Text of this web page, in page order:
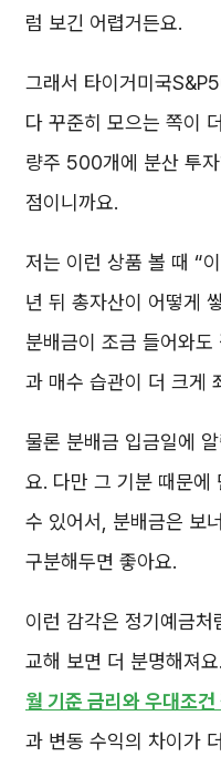
럼 보긴 어렵거든요.
그래서 타이거미국
다 꾸준히 모으는 쪽이
량주 500개에 분산 투
점이니까요.
저는 이런 상품 볼 때 “
년 뒤 총자산이 어떻게
분배금이 조금 들어와
과 매수 습관이 더 크게
물론 분배금 입금일에
요. 다만 그 기분 때문에
수 있어서, 분배금은 보
구분해두면 좋아요.
이런 감각은 정기예금
교해 보면 더 분명해져요.
월 기준 금리와 우대조건
과 변동 수익의 차이가